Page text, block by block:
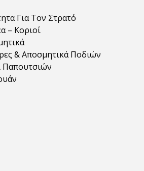
Για Τον Στρατό
– Κοριοί
& Αποσμητικά Ποδιών
Παπουτσιών